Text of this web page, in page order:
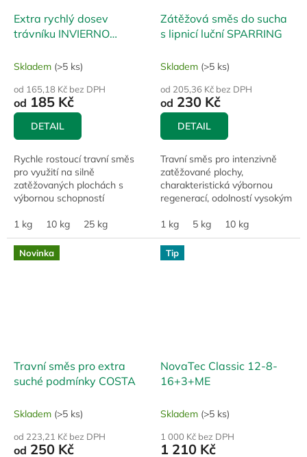
Extra rychlý dosev
trávníku INVIERNO
Skladem (>5 ks)
od 165,18 Kč bez DPH
od 185 Kč
DETAIL
Rychle rostoucí travní směs
pro využití na silně
zatěžovaných plochách s
výbornou schopností
rezistencí vůči chorobám.
Směs klíčí již při 3ºC a
zapojuje se...
1 kg 10 kg 25 kg
Zátěžová směs do sucha
s lipnicí luční SPARRING
Skladem (>5 ks)
od 205,36 Kč bez DPH
od 230 Kč
DETAIL
Travní směs pro intenzivně
zatěžované plochy,
charakteristická výbornou
regenerací, odolností vysokým
1 kg
5 kg 10 kg
Novinka
Travní směs pro extra
suché podmínky COSTA
Skladem (>5 ks)
od 223,21 Kč bez DPH
od 250 Kč
Tip
NovaTec Classic 12-8-
16+3+ME
Skladem (>5 ks)
1 000 Kč bez DPH
1 210 Kč